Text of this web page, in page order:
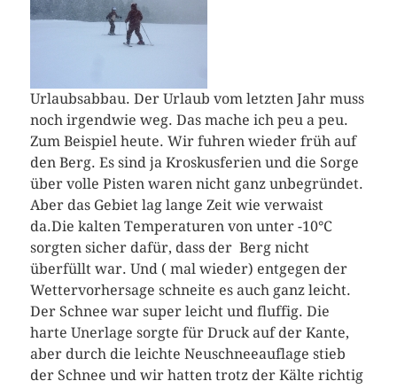
Urlaubsabbau. Der Urlaub vom letzten Jahr muss
noch irgendwie weg. Das mache ich peu a peu.
Zum Beispiel heute. Wir fuhren wieder früh auf
den Berg. Es sind ja Kroskusferien und die Sorge
über volle Pisten waren nicht ganz unbegründet.
Aber das Gebiet lag lange Zeit wie verwaist
da.Die kalten Temperaturen von unter -10°C
sorgten sicher dafür, dass der Berg nicht
überfüllt war. Und ( mal wieder) entgegen der
Wettervorhersage schneite es auch ganz leicht.
Der Schnee war super leicht und fluffig. Die
harte Unerlage sorgte für Druck auf der Kante,
aber durch die leichte Neuschneeauflage stieb
der Schnee und wir hatten trotz der Kälte richtig